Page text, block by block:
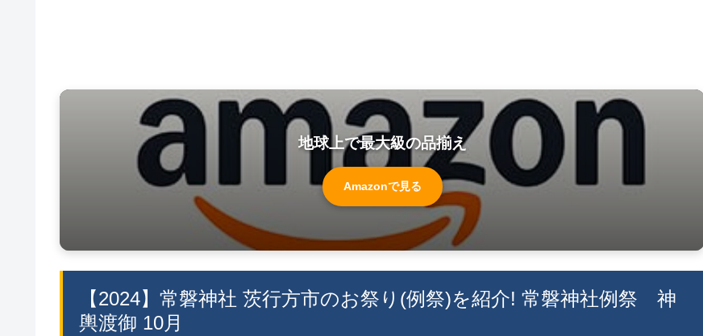
地球上で最大級の品揃え
Amazonで見る
【2024】常磐神社 茨行方市のお祭り(例祭)を紹介! 常磐神社例祭 神
輿渡御 10月